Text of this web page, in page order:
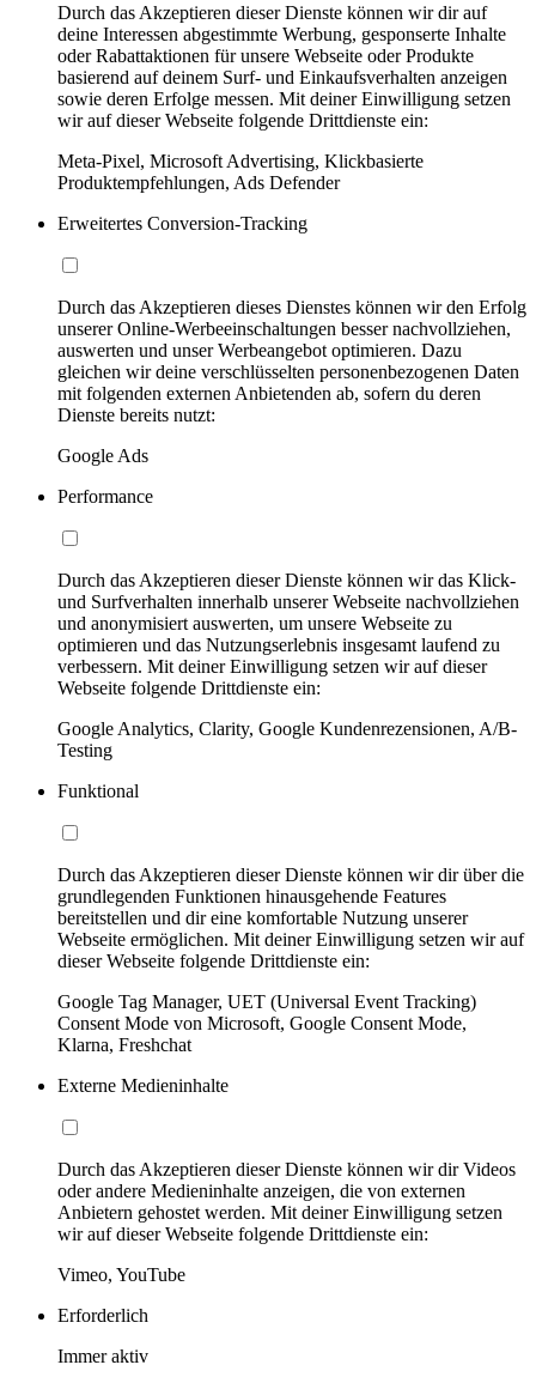
Durch das Akzeptieren dieser Dienste können wir dir auf
deine Interessen abgestimmte Werbung, gesponserte Inhalte
oder Rabattaktionen für unsere Webseite oder Produkte
basierend auf deinem Surf- und Einkaufsverhalten anzeigen
sowie deren Erfolge messen. Mit deiner Einwilligung setzen
wir auf dieser Webseite folgende Drittdienste ein:
Meta-Pixel, Microsoft Advertising, Klickbasierte
Produktempfehlungen, Ads Defender
Erweitertes Conversion-Tracking
Durch das Akzeptieren dieses Dienstes können wir den Erfolg
unserer Online-Werbeeinschaltungen besser nachvollziehen,
auswerten und unser Werbeangebot optimieren. Dazu
gleichen wir deine verschlüsselten personenbezogenen Daten
mit folgenden externen Anbietenden ab, sofern du deren
Dienste bereits nutzt:
Google Ads
Performance
Durch das Akzeptieren dieser Dienste können wir das Klick-
und Surfverhalten innerhalb unserer Webseite nachvollziehen
und anonymisiert auswerten, um unsere Webseite zu
optimieren und das Nutzungserlebnis insgesamt laufend zu
verbessern. Mit deiner Einwilligung setzen wir auf dieser
Webseite folgende Drittdienste ein:
Google Analytics, Clarity, Google Kundenrezensionen, A/B-
Testing
Funktional
Durch das Akzeptieren dieser Dienste können wir dir über die
grundlegenden Funktionen hinausgehende Features
bereitstellen und dir eine komfortable Nutzung unserer
Webseite ermöglichen. Mit deiner Einwilligung setzen wir auf
dieser Webseite folgende Drittdienste ein:
Google Tag Manager, UET (Universal Event Tracking)
Consent Mode von Microsoft, Google Consent Mode,
Klarna, Freshchat
Externe Medieninhalte
Durch das Akzeptieren dieser Dienste können wir dir Videos
oder andere Medieninhalte anzeigen, die von externen
Anbietern gehostet werden. Mit deiner Einwilligung setzen
wir auf dieser Webseite folgende Drittdienste ein:
Vimeo, YouTube
Erforderlich
Immer aktiv